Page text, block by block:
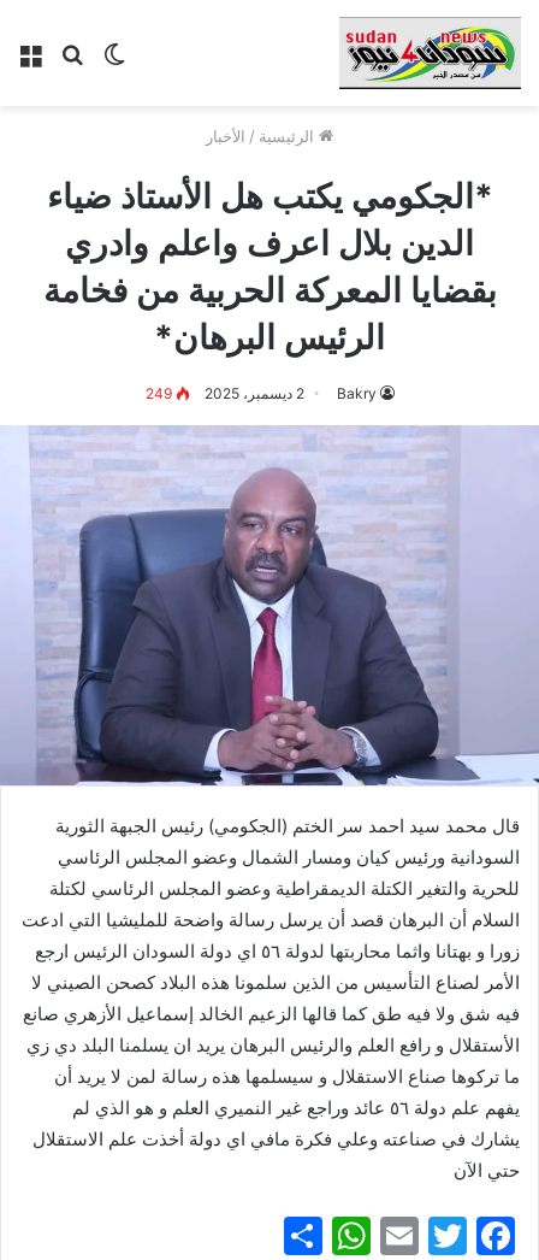
بحث الوضع
الرئيسية / الأخبار
*الجكومي يكتب هل الأستاذ ضياء
الدين بلال اعرف واعلم وادري
بقضايا المعركة الحربية من فخامة
الرئيس البرهان*
Bakry 2 ديسمبر، 2025 249
قال محمد سيد احمد سر الختم (الجكومي) رئيس الجبهة الثورية
السودانية ورئيس كيان ومسار الشمال وعضو المجلس الرئاسي
للحرية والتغير الكتلة الديمقراطية وعضو المجلس الرئاسي لكتلة
السلام أن البرهان قصد أن يرسل رسالة واضحة للمليشيا التي ادعت
زورا و بهتانا واثما محاربتها لدولة ٥٦ اي دولة السودان الرئيس ارجع
الأمر لصناع التأسيس من الذين سلمونا هذه البلاد كصحن الصيني لا
فيه شق ولا فيه طق كما قالها الزعيم الخالد إسماعيل الأزهري صانع
الأستقلال و رافع العلم والرئيس البرهان يريد ان يسلمنا البلد دي زي
ما تركوها صناع الاستقلال و سيسلمها هذه رسالة لمن لا يريد أن
يفهم علم دولة ٥٦ عائد وراجع غير النميري العلم و هو الذي لم
يشارك في صناعته وعلي فكرة مافي اي دولة أخذت علم الاستقلال
حتي الآن
F
T
E
W